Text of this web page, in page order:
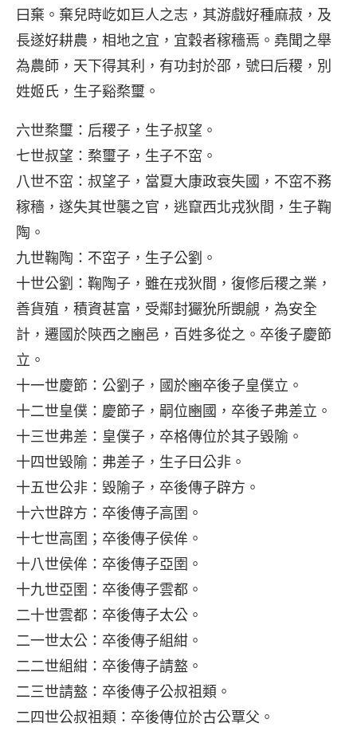
曰棄。棄兒時屹如巨人之志，其游戲好種麻菽，及
長遂好耕農，相地之宜，宜穀者稼穡焉。堯聞之舉
為農師，天下得其利，有功封於邵，號曰后稷，別
姓姬氏，生子谿楘璽。
六世楘璽 ：后稷子，生子叔望。
七世叔望 ：楘璽子，生子不窋。
八世不窋 ：叔望子，當夏大康政衰失國，不窋不務
稼穡，遂失其世襲之官，逃竄西北戎狄間，生子鞠
陶。
九世鞠陶 ：不窋子，生子公劉。
十世公劉 ：鞠陶子，雖在戎狄間，復修后稷之業，
善貨殖，積資甚富，受鄰封玁狁所覬覦，為安全
計，遷國於陝西之豳邑，百姓多從之。卒後子慶節
立。
十一世慶節 ：公劉子，國於豳卒後子皇僕立。
十二世皇僕 ：慶節子，嗣位豳國，卒後子弗差立。
十三世弗差 ：皇僕子，卒格傳位於其子毀隃。
十四世毀隃 ：弗差子，生子曰公非。
十五世公非 ：毀隃子，卒後傳子辟方。
十六世辟方 ：卒後傳子高圉。
十七世高圉 ；卒後傳子侯侔。
十八世侯侔 ：卒後傳子亞圉。
十九世亞圉 ：卒後傳子雲都。
二十世雲都 ：卒後傳子太公。
二一世太公 ：卒後傳子組紺。
二二世組紺 ：卒後傳子請盩。
二三世請盩 ：卒後傳子公叔祖類。
二四世公叔祖類 ：卒後傳位於古公覃父。